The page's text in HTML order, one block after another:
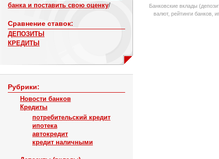
банка и поставить свою оценку/
Сравнение ставок:
ДЕПОЗИТЫ
КРЕДИТЫ
Рубрики:
Новости банков
Кредиты
потребительский кредит
ипотека
автокредит
кредит наличными
Банковские вклады
валют, рейтинги банков,